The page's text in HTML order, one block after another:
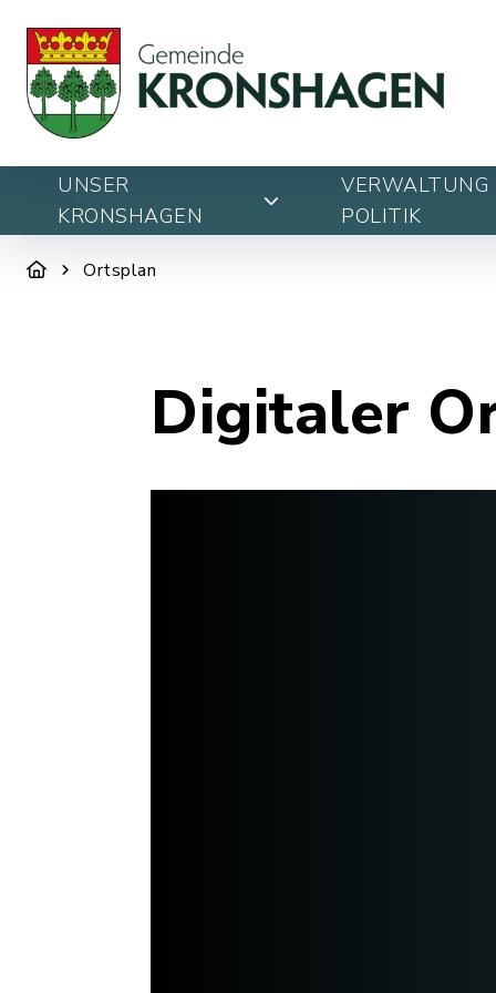
UNSER
KRONSHAGEN
VERWALTUNG
POLITIK
Ortsplan
Digitaler